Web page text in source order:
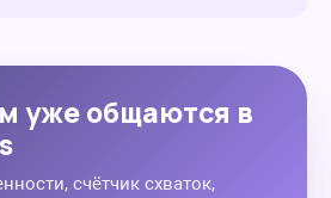
уже общаются в
счётчик схваток,